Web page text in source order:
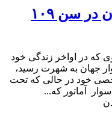
پیرترین دوچرخه سوار جهان در سن ۱۰۹
که در اواخر زندگی خود
جهان به شهرت رسید،
شخصی خود در حالی که تحت
آماتور که...